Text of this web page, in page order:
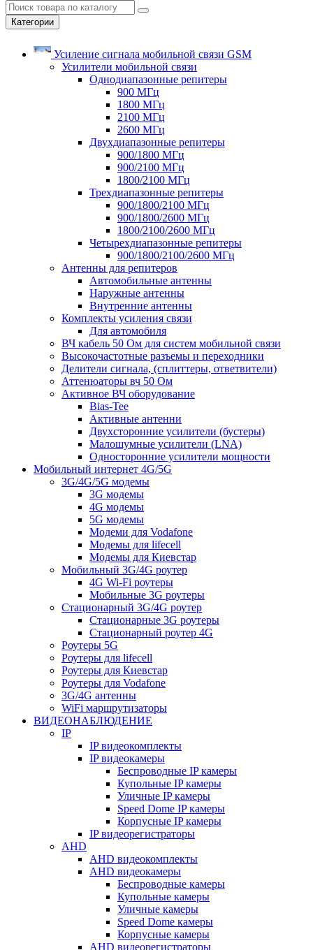
Категории
Усиление сигнала мобильной связи GSM
Усилители мобильной связи
Однодиапазонные репитеры
900 МГц
1800 МГц
2100 МГц
2600 МГц
Двухдиапазонные репитеры
900/1800 МГц
900/2100 МГц
1800/2100 МГц
Трехдиапазонные репитеры
900/1800/2100 МГц
900/1800/2600 МГц
1800/2100/2600 МГц
Четырехдиапазонные репитеры
900/1800/2100/2600 МГц
Антенны для репитеров
Автомобильные антенны
Наружные антенны
Внутренние антенны
Комплекты усиления связи
Для автомобиля
ВЧ кабель 50 Ом для систем мобильной связи
Высокочастотные разъемы и переходники
Делители сигнала, (сплиттеры, ответвители)
Аттенюаторы вч 50 Ом
Активное ВЧ оборудование
Bias-Tee
Активные антенни
Двухсторонние усилители (бустеры)
Малошумные усилители (LNA)
Односторонние усилители мощности
Мобильный интернет 4G/5G
3G/4G/5G модемы
3G модемы
4G модемы
5G модемы
Модеми для Vodafone
Модемы для lifecell
Модемы для Киевстар
Мобильный 3G/4G роутер
4G Wi-Fi роутеры
Мобильные 3G роутеры
Стационарный 3G/4G роутер
Стационарные 3G роутеры
Стационарный роутер 4G
Роутеры 5G
Роутеры для lifecell
Роутеры для Киевстар
Роутеры для Vodafone
3G/4G антенны
WiFi маршрутизаторы
ВИДЕОНАБЛЮДЕНИЕ
IP
IP видеокомплекты
IP видеокамеры
Беспроводные IP камеры
Купольные IP камеры
Уличные IP камеры
Speed Dome IP камеры
Корпусные IP камеры
IP видеорегистраторы
AHD
AHD видеокомплекты
AHD видеокамеры
Беспроводные камеры
Купольные камеры
Уличные камеры
Speed Dome камеры
Корпусные камеры
AHD видеорегистраторы